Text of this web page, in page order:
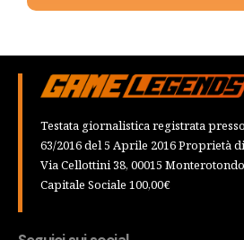
Testata giornalistica registrata
63/2016 del 5 Aprile 2016 Proprietà
Via Cellottini 38, 00015
Capitale Sociale 100,00€